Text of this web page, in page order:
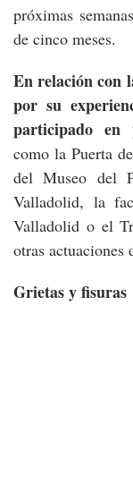
próximas
de cinco meses.
En relación con
por su
participado en
como la Puerta
del Museo del
Valladolid, la
Valladolid o el
otras actuaciones
Grietas y fisuras